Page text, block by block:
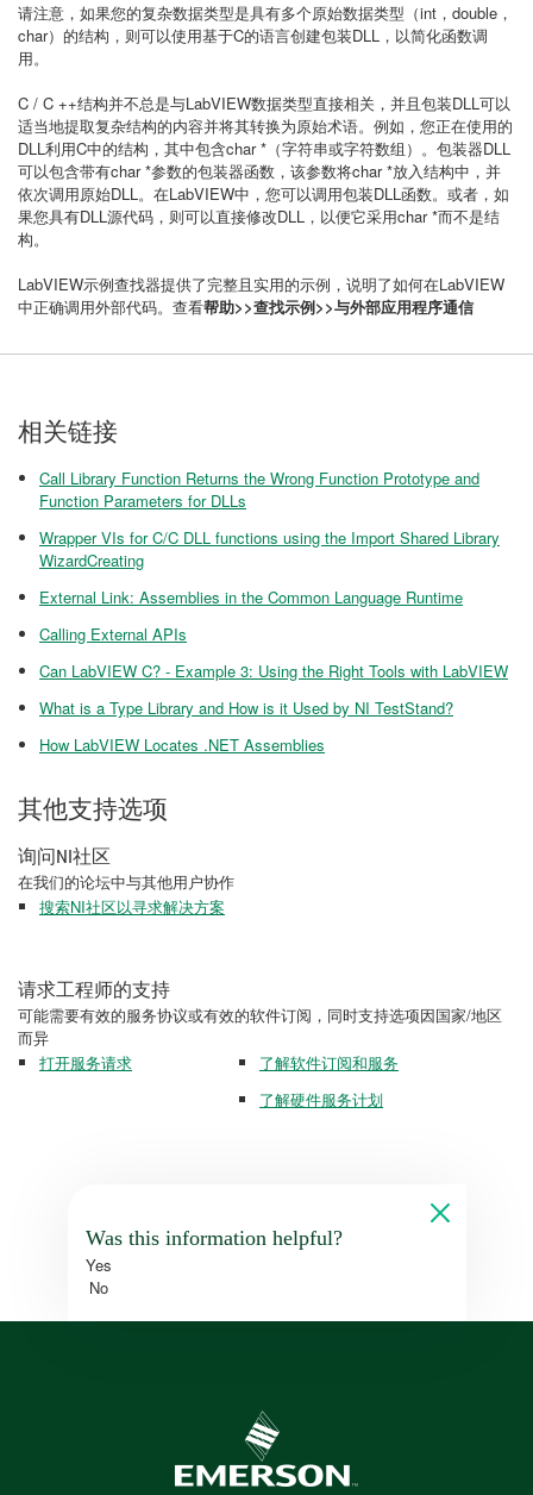
请注意，如果您的复杂数据类型是具有多个原始数据类型（int，double，
char）的结构，则可以使用基于C的语言创建包装DLL，以简化函数调
用。
C / C ++结构并不总是与LabVIEW数据类型直接相关，并且包装DLL可以
适当地提取复杂结构的内容并将其转换为原始术语。例如，您正在使用的
DLL利用C中的结构，其中包含char *（字符串或字符数组）。包装器DLL
可以包含带有char *参数的包装器函数，该参数将char *放入结构中，并
依次调用原始DLL。在LabVIEW中，您可以调用包装DLL函数。或者，如
果您具有DLL源代码，则可以直接修改DLL，以便它采用char *而不是结
构。
LabVIEW示例查找器提供了完整且实用的示例，说明了如何在LabVIEW
中正确调用外部代码。查看帮助>>查找示例>>与外部应用程序通信
相关链接
Call Library Function Returns the Wrong Function Prototype and
Function Parameters for DLLs
Wrapper VIs for C/C DLL functions using the Import Shared Library
WizardCreating
External Link: Assemblies in the Common Language Runtime
Calling External APIs
Can LabVIEW C? - Example 3: Using the Right Tools with LabVIEW​
What is a Type Library and How is it Used by NI TestStand?
How LabVIEW Locates .NET Assemblies
其他支持选项
询问NI社区
在我们的论坛中与其他用户协作
搜索NI社区以寻求解决方案
请求工程师的支持
可能需要有效的服务协议或有效的软件订阅，同时支持选项因国家/地区
而异
打开服务请求
了解软件订阅和服务
了解硬件服务计划
Was this information helpful?
Yes
No